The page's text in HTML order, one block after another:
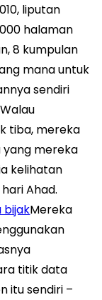
liputan
halaman
8 kumpulan
mana untuk
sendiri
tiba, mereka
yang mereka
kelihatan
Ahad.
bijakMereka
titik data
itu sendiri –